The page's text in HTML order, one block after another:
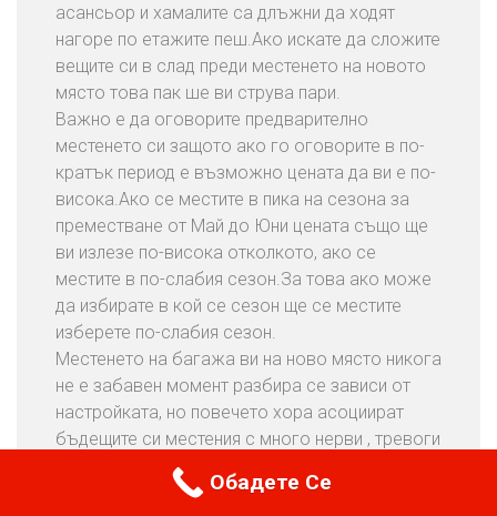
асансьор и хамалите са длъжни да ходят
нагоре по етажите пеш.Ако искате да сложите
вещите си в слад преди местенето на новото
място това пак ше ви струва пари.
Важно е да оговорите предварително
местенето си защото ако го оговорите в по-
кратък период е възможно цената да ви е по-
висока.Ако се местите в пика на сезона за
преместване от Май до Юни цената също ще
ви излезе по-висока отколкото, ако се
местите в по-слабия сезон.За това ако може
да избирате в кой се сезон ще се местите
изберете по-слабия сезон.
Местенето на багажа ви на ново място никога
не е забавен момент разбира се зависи от
настройката, но повечето хора асоциират
бъдещите си местения с много нерви , тревоги
и разход.Помислете за това какъв е размера
на преместването ви и дали ще ви трябват
Обадете Се За Точна Цена
Обадете Се